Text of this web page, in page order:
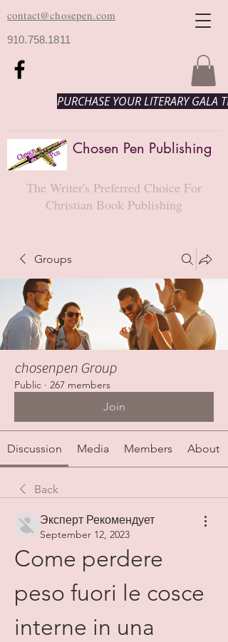
contact@chosepen.com
910.758.1811
PURCHASE YOUR LITERARY GALA
Chosen Pen Publishing
The Writer's Preferred Choice For
Christian Book Publishing
Groups
chosenpen Group
Public · 267 members
Join
Discussion Media Members About
Back
Эксперт Рекомендует
September 12, 2023
Come perdere
peso fuori le cosce
interne in una